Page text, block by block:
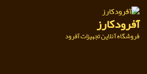
Skip
contentآفرودکارز
فروشگاه آنلاین تجهیزات آفرود